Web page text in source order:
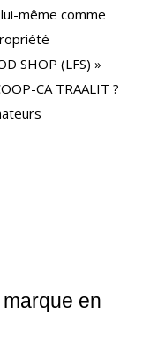
même comme
SHOP (LFS) »
CA TRAALIT ?
en